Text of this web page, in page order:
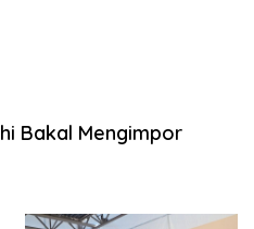
Bakal Mengimpor